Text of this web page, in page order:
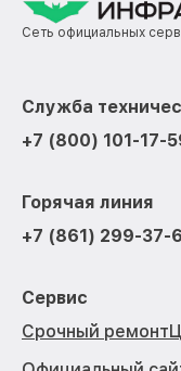
Сеть официальных
Служба
+7 (800) 101-17-
Горячая линия
+7 (861) 299-37-
Сервис
Срочный ремонт